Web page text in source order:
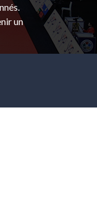
un